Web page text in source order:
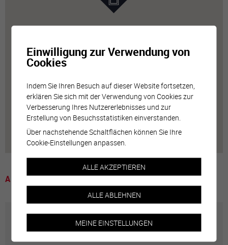
A voir
Einwilligung zur Verwendung von
Cookies
Indem Sie Ihren Besuch auf dieser Website fortsetzen,
erklären Sie sich mit der Verwendung von Cookies zur
Verbesserung Ihres Nutzererlebnisses und zur
Erstellung von Besuchsstatistiken einverstanden.
Über nachstehende Schaltflächen können Sie Ihre
Cookie-Einstellungen anpassen.
ALLE AKZEPTIEREN
ALLE ABLEHNEN
MEINE EINSTELLUNGEN